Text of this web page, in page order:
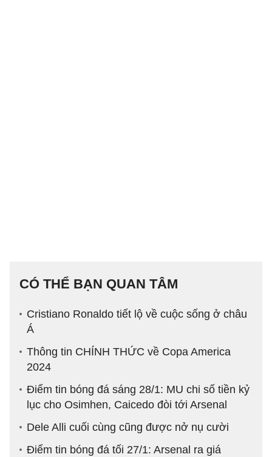
CÓ THỂ BẠN QUAN TÂM
Cristiano Ronaldo tiết lộ về cuộc sống ở châu
Á
Thông tin CHÍNH THỨC về Copa America
2024
Điểm tin bóng đá sáng 28/1: MU chi số tiền kỷ
lục cho Osimhen, Caicedo đòi tới Arsenal
Dele Alli cuối cùng cũng được nở nụ cười
Điểm tin bóng đá tối 27/1: Arsenal ra giá